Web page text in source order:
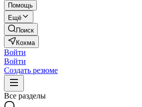
Помощь
Ещё
Поиск
Кохма
Войти
Войти
Создать резюме
Все разделы